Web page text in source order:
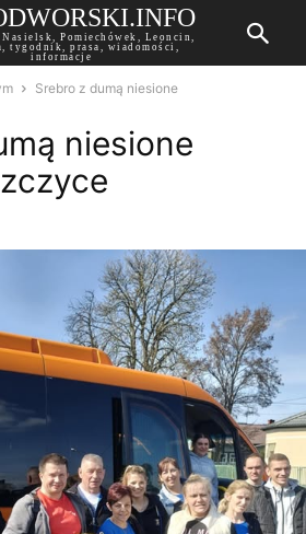
Pomiechówek, Leoncin,
tygodnik, prasa, wiadomości,
informacje
Srebro z dumą niesione
niesione